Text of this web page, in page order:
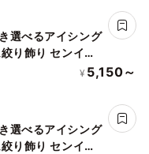
選べるアイシング
り飾り センイル
カラーは5色から
¥ 5,150～
選べるアイシング
り飾り センイル